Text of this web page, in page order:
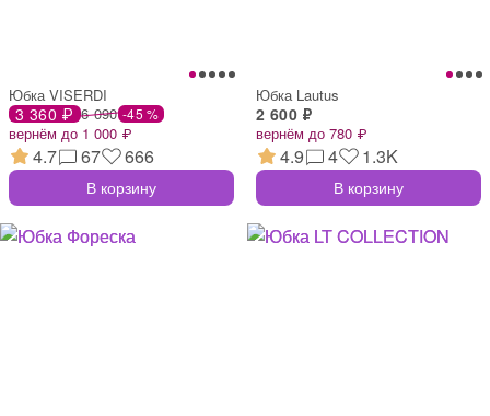
Юбка VISERDI
3 360 ₽ 6 090 -45 %
вернём до 1 000 ₽
4.7 67 666
В корзину
Юбка Lautus
2 600 ₽
вернём до 780 ₽
4.9 4 1.3K
В корзину